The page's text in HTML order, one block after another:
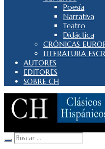
Poesía
Narrativa
Teatro
Didáctica
CRÓNICAS
LITERATURA
AUTORES
EDITORES
SOBRE CH